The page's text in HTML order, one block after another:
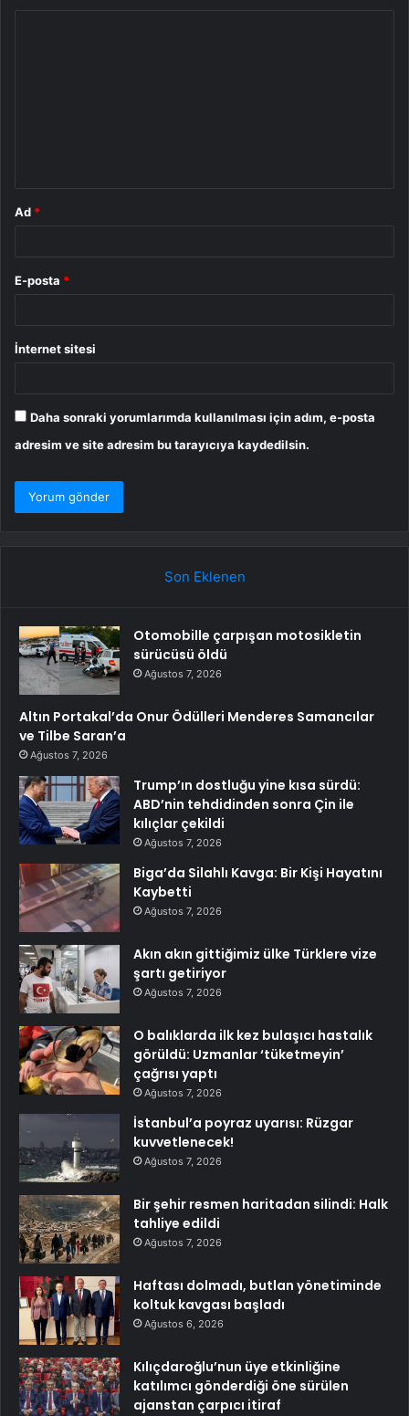
Ad *
E-posta *
İnternet sitesi
Daha sonraki yorumlarımda kullanılması için adım, e-posta
adresim ve site adresim bu tarayıcıya kaydedilsin.
Son Eklenen
Otomobille çarpışan motosikletin
sürücüsü öldü
Ağustos 7, 2026
Altın Portakal’da Onur Ödülleri Menderes Samancılar
ve Tilbe Saran’a
Ağustos 7, 2026
Trump’ın dostluğu yine kısa sürdü:
ABD’nin tehdidinden sonra Çin ile
kılıçlar çekildi
Ağustos 7, 2026
Biga’da Silahlı Kavga: Bir Kişi Hayatını
Kaybetti
Ağustos 7, 2026
Akın akın gittiğimiz ülke Türklere vize
şartı getiriyor
Ağustos 7, 2026
O balıklarda ilk kez bulaşıcı hastalık
görüldü: Uzmanlar ‘tüketmeyin’
çağrısı yaptı
Ağustos 7, 2026
İstanbul’a poyraz uyarısı: Rüzgar
kuvvetlenecek!
Ağustos 7, 2026
Bir şehir resmen haritadan silindi: Halk
tahliye edildi
Ağustos 7, 2026
Haftası dolmadı, butlan yönetiminde
koltuk kavgası başladı
Ağustos 6, 2026
Kılıçdaroğlu’nun üye etkinliğine
katılımcı gönderdiği öne sürülen
ajanstan çarpıcı itiraf